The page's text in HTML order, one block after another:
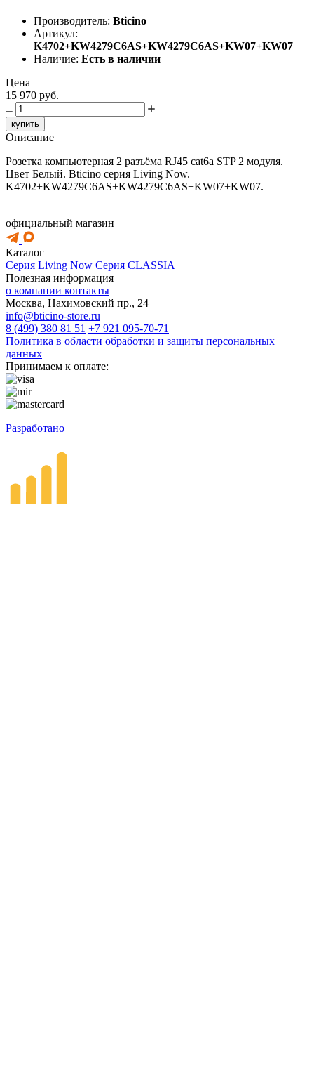
Производитель: Bticino
Артикул:
K4702+KW4279C6AS+KW4279C6AS+KW07+KW07
Наличие: Есть в наличии
Цена
15 970 руб.
купить
Описание
Розетка компьютерная 2 разъёма RJ45 cat6a STP 2 модуля.
Цвет Белый. Bticino серия Living Now.
K4702+KW4279C6AS+KW4279C6AS+KW07+KW07.
официальный магазин
Каталог
Серия Living Now Серия CLASSIA
Полезная информация
о компании контакты
Москва, Нахимовский пр., 24
info@bticino-store.ru
8 (499) 380 81 51 +7 921 095-70-71
Политика в области обработки и защиты персональных
данных
Принимаем к оплате:
Разработано